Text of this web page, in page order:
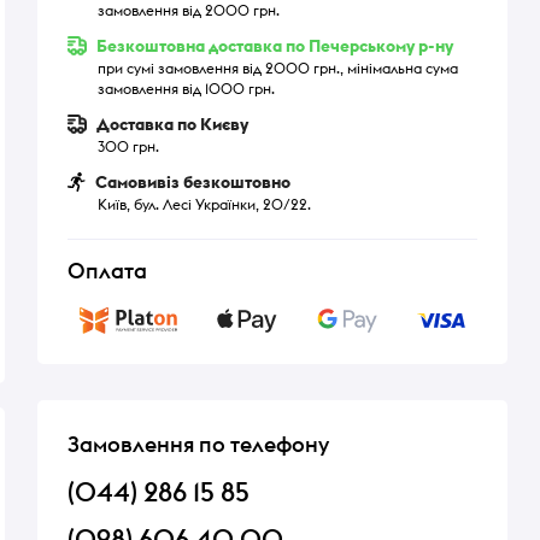
замовлення від 2000 грн.
Безкоштовна доставка по Печерському р-ну
при сумі замовлення від 2000 грн., мінімальна сума
замовлення від 1000 грн.
Доставка по Києву
300 грн.
Самовивіз безкоштовно
Київ, бул. Лесі Українки, 20/22.
Оплата
Замовлення по телефону
(044) 286 15 85